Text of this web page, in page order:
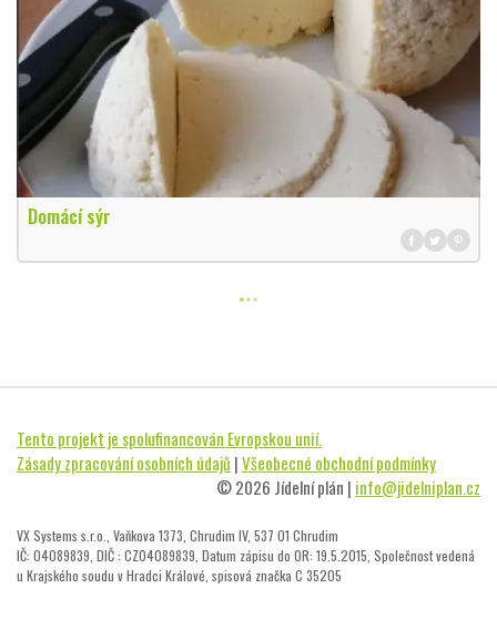
Domácí sýr
Tento projekt je spolufinancován Evropskou unií.
Zásady zpracování osobních údajů |Všeobecné obchodní podmínky
© 2026 Jídelní plán | info@jidelniplan.cz
VX Systems s.r.o., Vaňkova 1373, Chrudim IV, 537 01 Chrudim
IČ: 04089839, DIČ : CZ04089839, Datum zápisu do OR: 19.5.2015, Společnost vedená
u Krajského soudu v Hradci Králové, spisová značka C 35205